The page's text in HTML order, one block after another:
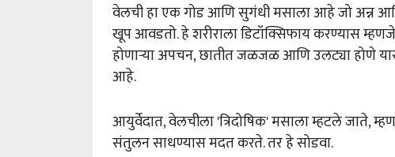
वेलची हा एक गोड आणि सुगंधी मसाला आहे जो अन्न
खूप आवडतो. हे शरीराला डिटॉक्सिफाय करण्यास
होणाऱ्या अपचन, छातीत जळजळ आणि उलट्या होणे
आहे.
आयुर्वेदात, वेलचीला 'त्रिदोषिक' मसाला म्हटले जाते,
संतुलन साधण्यास मदत करते. तर हे सोडवा.